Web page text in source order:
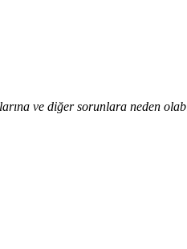
ve diğer sorunlara neden